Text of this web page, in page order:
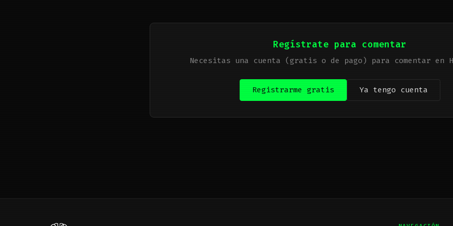
Regístrate para comentar
Necesitas una cuenta (gratis o de pago) para comentar en
Registrarme gratis Ya tengo cuenta